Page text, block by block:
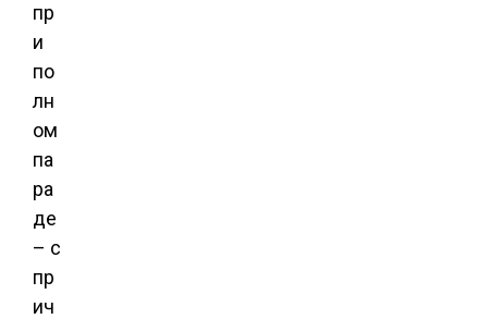
пр
и
по
лн
ом
па
ра
де
– с
пр
ич